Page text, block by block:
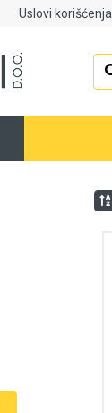
Uslovi korišćenja